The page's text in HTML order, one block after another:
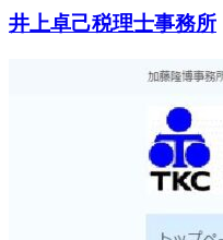
井上卓己税理士事務所